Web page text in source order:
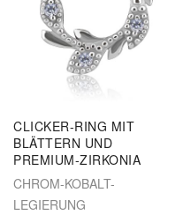
CLICKER-RING MIT
BLÄTTERN UND
PREMIUM-ZIRKONIA
CHROM-KOBALT-
LEGIERUNG